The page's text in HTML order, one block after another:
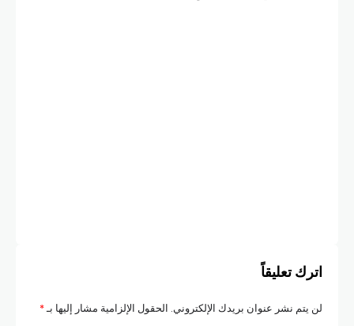
اترك تعليقاً
لن يتم نشر عنوان بريدك الإلكتروني. الحقول الإلزامية مشار إليها بـ*